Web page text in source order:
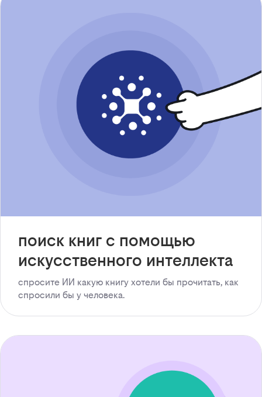
поиск книг с помощью
искусственного интеллекта
спросите ИИ какую книгу хотели бы прочитать, как
спросили бы у человека.